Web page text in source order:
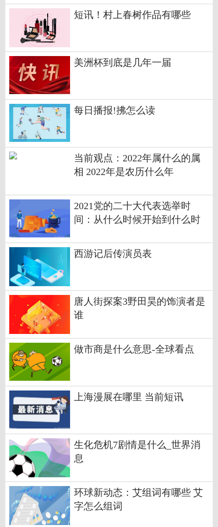
短讯！村上春树作品有哪些
美洲杯到底是几年一届
每日播报!拂怎么读
当前观点：2022年属什么的属
相 2022年是农历什么年
2021党的二十大代表选举时
间：从什么时候开始到什么时
西游记后传演员表
唐人街探案3野田昊的饰演者是
谁
做市商是什么意思-全球看点
上海漫展在哪里 当前短讯
生化危机7剧情是什么_世界消
息
环球新动态：艾组词有哪些 艾
字怎么组词